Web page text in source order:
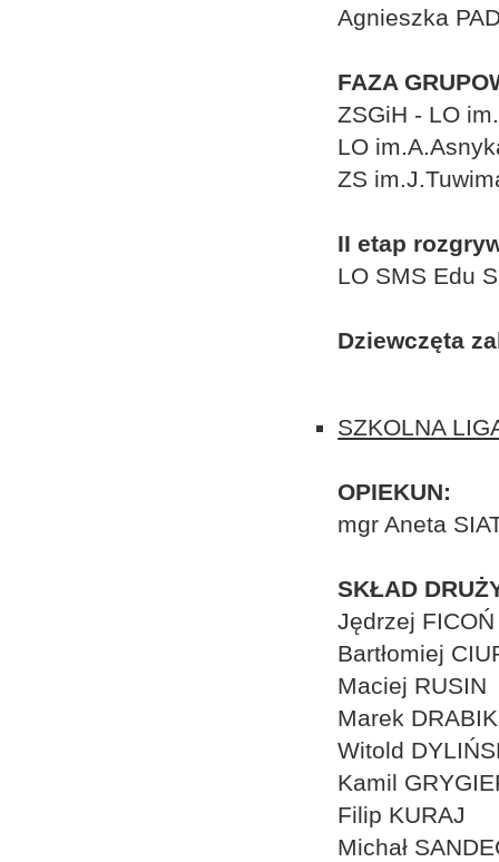
Agnieszka
FAZA
ZSGiH - LO
LO
ZS
II etap
LO SMS Edu
Dziewczęta
SZKOLNA
OPIEKUN:
mgr Aneta
SKŁAD
Jędrzej FICOŃ
Bartłomiej
Maciej RUSIN
Marek DRABIK
Witold
Kamil
Filip KURAJ
Michał